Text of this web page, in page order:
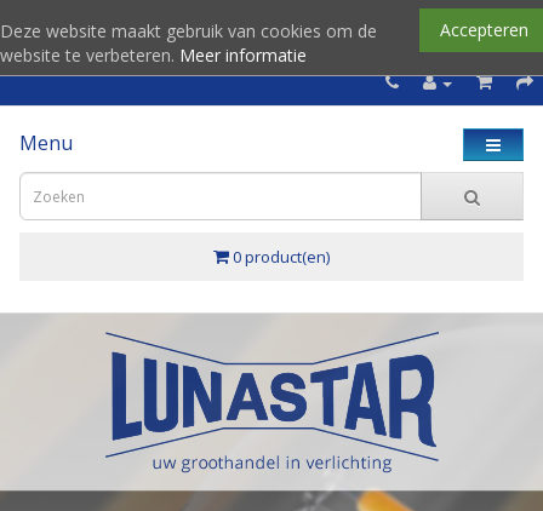
Accepteren
Deze website maakt gebruik van cookies om de
website te verbeteren. Meer informatie
Menu
0 product(en)